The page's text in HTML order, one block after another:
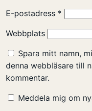
E-postadress *
Webbplats
Spara mitt namn,
denna webbläsare till
kommentar.
Meddela mig om